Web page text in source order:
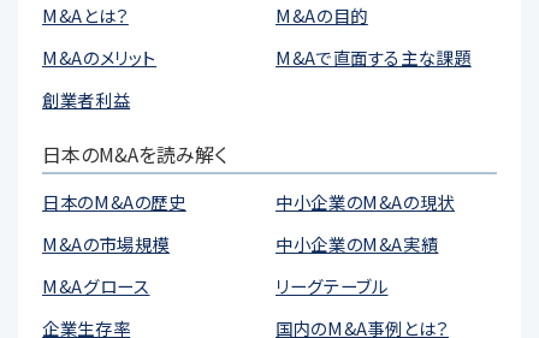
M&Aとは？
M&Aの目的
M&Aのメリット
M&Aで直面する主な課題
創業者利益
日本のM&Aを読み解く
日本のM&Aの歴史
中小企業のM&Aの現状
M&Aの市場規模
中小企業のM&A実績
M&Aグロース
リーグテーブル
企業生存率
国内のM&A事例とは？